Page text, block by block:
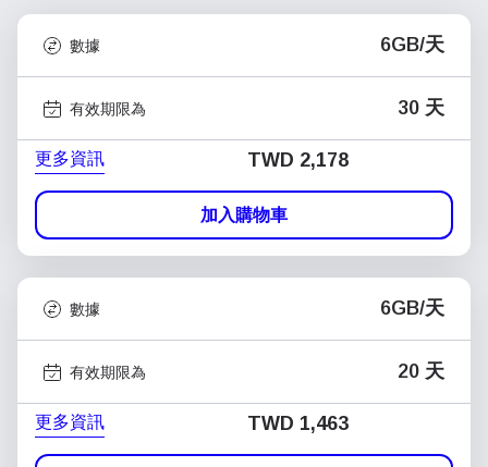
數據 6GB/天
有效期限為 30 天
更多資訊 TWD 2,178
加入購物車
數據 6GB/天
有效期限為 20 天
更多資訊 TWD 1,463